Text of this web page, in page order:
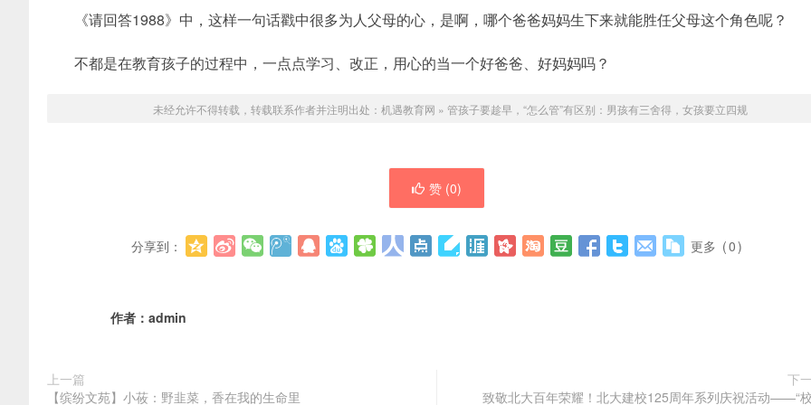
《请回答1988》中，这样一句话戳中很多为人父母的心，是啊，哪个爸爸妈妈生下来就能胜任父母这个角色呢？
不都是在教育孩子的过程中，一点点学习、改正，用心的当一个好爸爸、好妈妈吗？
未经允许不得转载，转载联系作者并注明出处： 机遇教育网 » 管孩子要趁早，“怎么管”有区别：男孩有三舍得，女孩要立四规
赞 (0)
分享到： 更多 (0)
作者： admin
上一篇
【缤纷文苑】小莜：野韭菜，香在我的生命里
下
致敬北大百年荣耀！北大建校125周年系列庆祝活动——“